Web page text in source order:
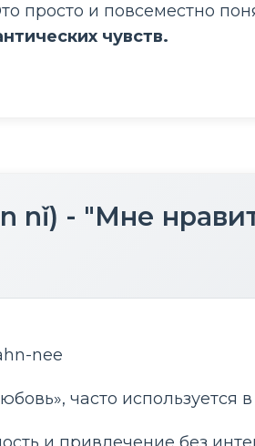
просто и повсеместно
чувств.
nǐ) - "Мне
nee
часто используется